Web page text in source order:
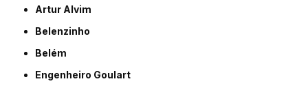
Artur Alvim
Belenzinho
Belém
Engenheiro Goulart